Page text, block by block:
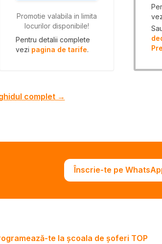
Promotie valabila in limita
locurilor disponibile!
Pentru detalii complete
vezi pagina de tarife.
complet →
Înscrie-te pe
te la școala de șoferi TOP